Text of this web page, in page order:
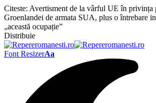
Citeste: Avertisment de la vârful UE în privința
Groenlandei de armata SUA, plus o întrebare
„această ocupație”
Distribuie
Font ResizerAa